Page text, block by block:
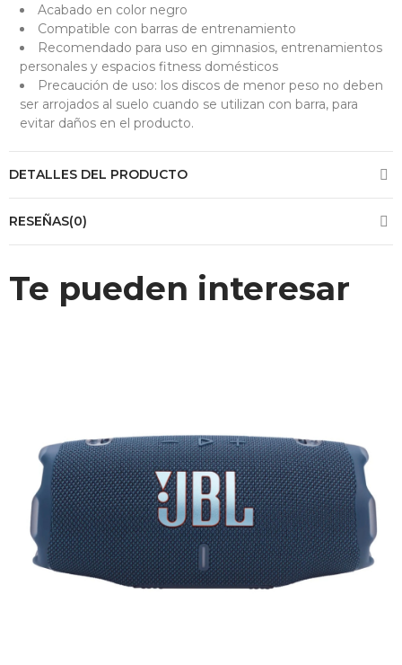
Acabado en color negro
Compatible con barras de entrenamiento
Recomendado para uso en gimnasios, entrenamientos
personales y espacios fitness domésticos
Precaución de uso: los discos de menor peso no deben
ser arrojados al suelo cuando se utilizan con barra, para
evitar daños en el producto.
DETALLES DEL PRODUCTO
RESEÑAS(0)
Te pueden interesar